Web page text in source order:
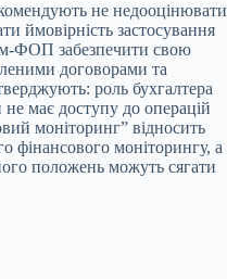
не недооцінювати
ймовірність застосування
ФОП забезпечити свою
договорами та
роль бухгалтера
не має доступу до операцій
моніторинг” відносить
фінансового моніторингу, а
положень можуть сягати